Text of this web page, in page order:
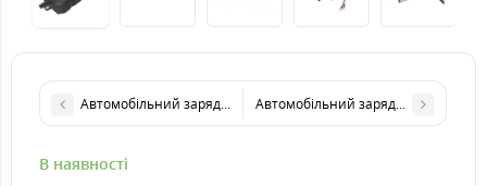
Автомобільний зарядний пристрій KRAISSMANN 101 ABL 6
Автомобільний зарядний пристрій
В наявності